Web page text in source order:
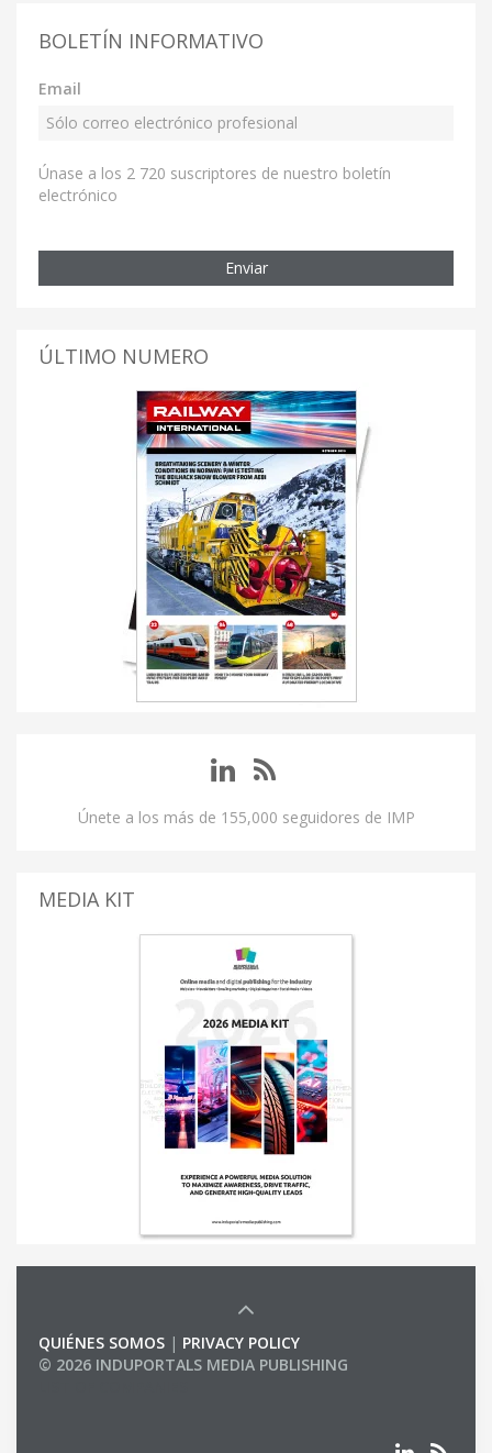
BOLETÍN INFORMATIVO
Email
Únase a los 2 720 suscriptores de nuestro boletín
electrónico
Enviar
ÚLTIMO NUMERO
Únete a los más de 155,000 seguidores de IMP
MEDIA KIT
QUIÉNES SOMOS | PRIVACY POLICY
© 2026 INDUPORTALS MEDIA PUBLISHING